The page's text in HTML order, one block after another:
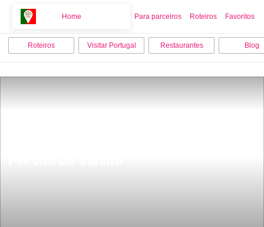
Home Para parceiros Roteiros Favoritos
Home
Roteiros Visitar Portugal Restaurantes Blog